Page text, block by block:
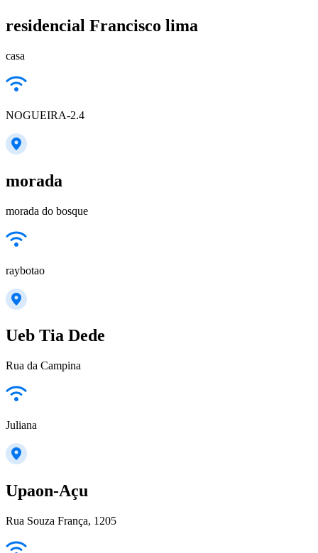
residencial Francisco lima
casa
NOGUEIRA-2.4
morada
morada do bosque
raybotao
Ueb Tia Dede
Rua da Campina
Juliana
Upaon-Açu
Rua Souza França, 1205